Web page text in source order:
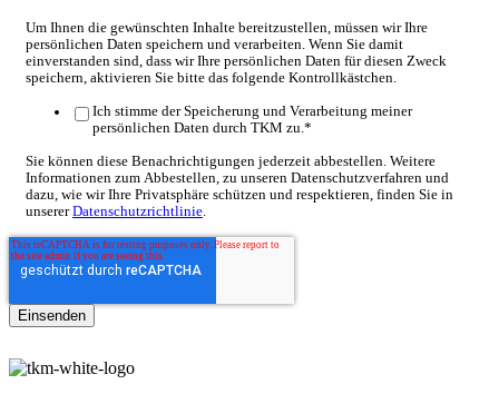
Um Ihnen die gewünschten Inhalte bereitzustellen, müssen wir Ihre
persönlichen Daten speichern und verarbeiten. Wenn Sie damit
einverstanden sind, dass wir Ihre persönlichen Daten für diesen Zweck
speichern, aktivieren Sie bitte das folgende Kontrollkästchen.
Ich stimme der Speicherung und Verarbeitung meiner
persönlichen Daten durch TKM zu. *
Sie können diese Benachrichtigungen jederzeit abbestellen. Weitere
Informationen zum Abbestellen, zu unseren Datenschutzverfahren und
dazu, wie wir Ihre Privatsphäre schützen und respektieren, finden Sie in
unsererDatenschutzrichtlinie